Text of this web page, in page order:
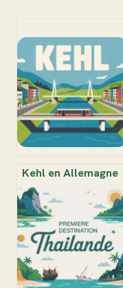
Kehl en Allemagne
une ville frontalière
au cœur de
l’Europe